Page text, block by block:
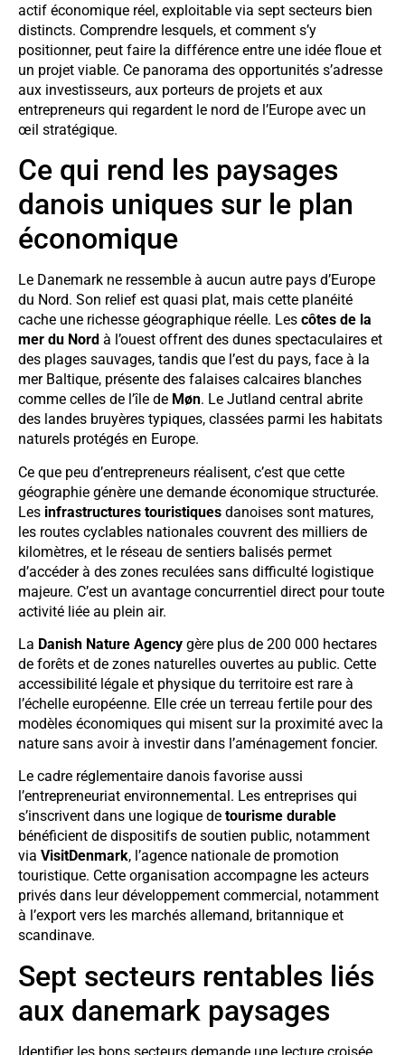
actif économique réel, exploitable via sept secteurs bien
distincts. Comprendre lesquels, et comment s’y
positionner, peut faire la différence entre une idée floue et
un projet viable. Ce panorama des opportunités s’adresse
aux investisseurs, aux porteurs de projets et aux
entrepreneurs qui regardent le nord de l’Europe avec un
œil stratégique.
Ce qui rend les paysages
danois uniques sur le plan
économique
Le Danemark ne ressemble à aucun autre pays d’Europe
du Nord. Son relief est quasi plat, mais cette planéité
cache une richesse géographique réelle. Les côtes de la
mer du Nord à l’ouest offrent des dunes spectaculaires et
des plages sauvages, tandis que l’est du pays, face à la
mer Baltique, présente des falaises calcaires blanches
comme celles de l’île de Møn. Le Jutland central abrite
des landes bruyères typiques, classées parmi les habitats
naturels protégés en Europe.
Ce que peu d’entrepreneurs réalisent, c’est que cette
géographie génère une demande économique structurée.
Les infrastructures touristiques danoises sont matures,
les routes cyclables nationales couvrent des milliers de
kilomètres, et le réseau de sentiers balisés permet
d’accéder à des zones reculées sans difficulté logistique
majeure. C’est un avantage concurrentiel direct pour toute
activité liée au plein air.
La Danish Nature Agency gère plus de 200 000 hectares
de forêts et de zones naturelles ouvertes au public. Cette
accessibilité légale et physique du territoire est rare à
l’échelle européenne. Elle crée un terreau fertile pour des
modèles économiques qui misent sur la proximité avec la
nature sans avoir à investir dans l’aménagement foncier.
Le cadre réglementaire danois favorise aussi
l’entrepreneuriat environnemental. Les entreprises qui
s’inscrivent dans une logique de tourisme durable
bénéficient de dispositifs de soutien public, notamment
via VisitDenmark, l’agence nationale de promotion
touristique. Cette organisation accompagne les acteurs
privés dans leur développement commercial, notamment
à l’export vers les marchés allemand, britannique et
scandinave.
Sept secteurs rentables liés
aux danemark paysages